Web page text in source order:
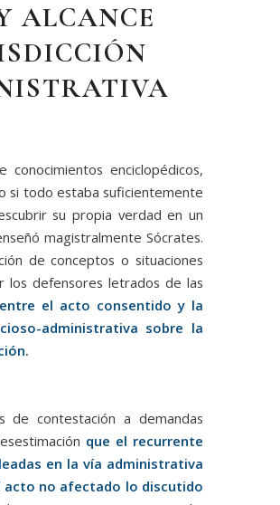
ALCANCE
enciclopédicos,
si todo estaba suficientemente
su propia verdad en un
magistralmente Sócrates.
de conceptos o situaciones
los defensores letrados de las
el acto consentido y la
administrativa sobre la
de contestación a demandas
que el recurrente
en la vía administrativa
no afectado lo discutido